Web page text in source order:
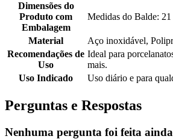
Dimensões do
Produto com
Embalagem
Medidas do Balde:
Material
Aço inoxidável,
Recomendações de
Uso
Ideal para
mais.
Uso Indicado
Uso diário e para
Perguntas e Respostas
Nenhuma pergunta foi feita